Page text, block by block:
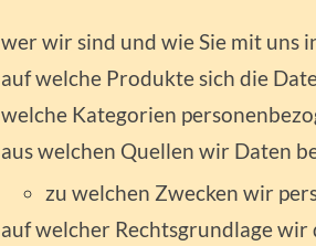
wer wir sind und wie Sie mit uns
auf welche Produkte sich die
welche Kategorien
aus welchen Quellen wir Daten
zu welchen Zwecken wir
auf welcher Rechtsgrundlage wir